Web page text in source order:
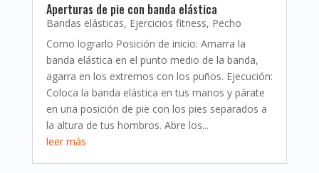
Aperturas de pie con banda elástica
Bandas elásticas, Ejercicios fitness, Pecho
Como lograrlo Posición de inicio: Amarra la
banda elástica en el punto medio de la banda,
agarra en los extremos con los puños. Ejecución:
Coloca la banda elástica en tus manos y párate
en una posición de pie con los pies separados a
la altura de tus hombros. Abre los...
leer más